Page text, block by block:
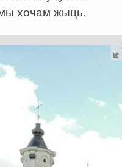
мы хочам жыць.